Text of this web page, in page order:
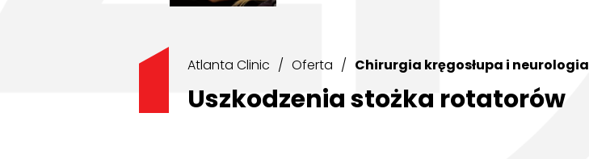
Atlanta Clinic / Oferta / Chirurgia kręgosłupa i neurologia
Uszkodzenia stożka rotatorów